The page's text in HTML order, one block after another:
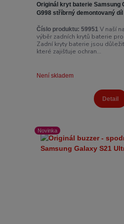
Originál kryt baterie Samsung
G998 stříbrný demontovaný díl
Číslo produktu: 59951V naší
výběr zadních krytů baterie
Zadní kryty baterie jsou
které zajišťuje ochran...
Není skladem
Detail
Novinka